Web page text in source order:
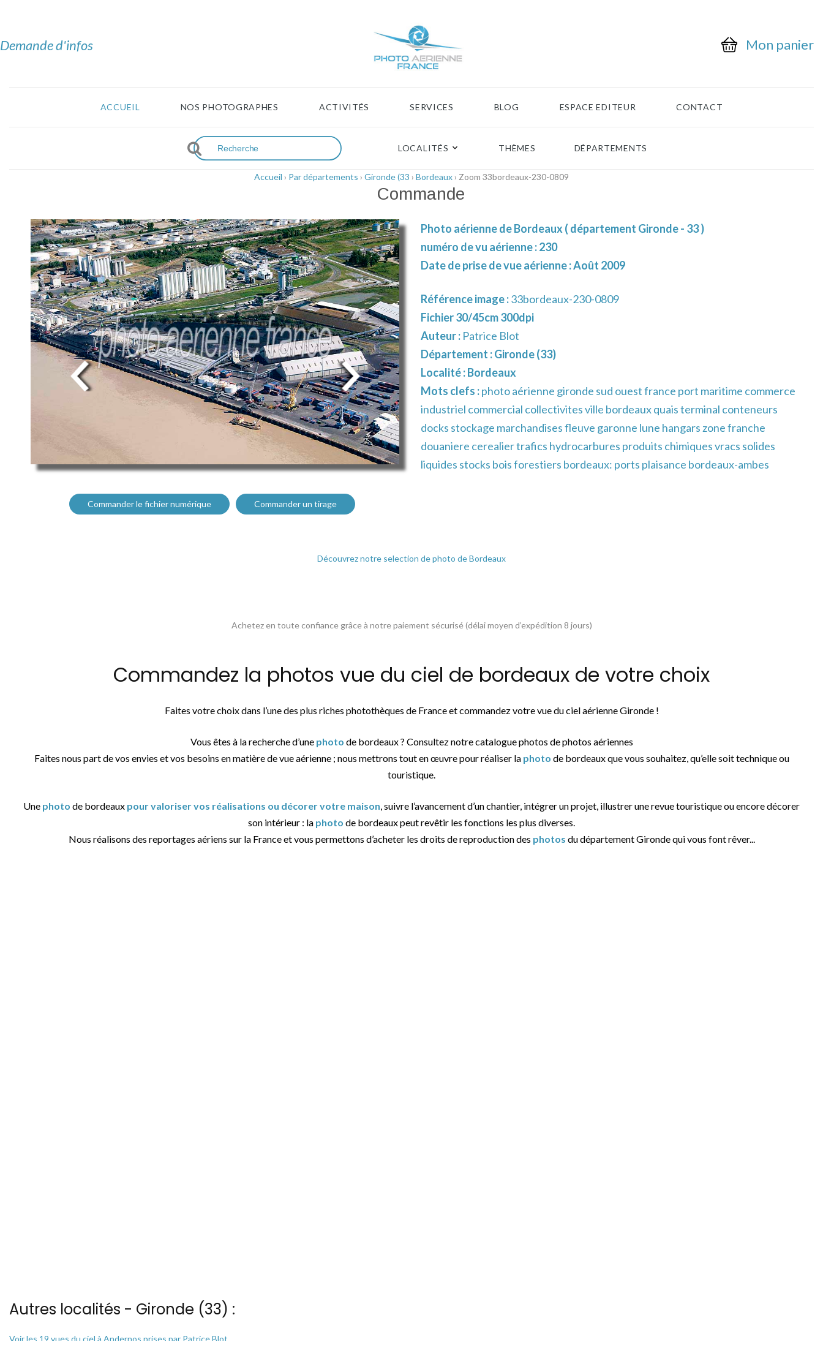
Demande d'infos Mon panier
ACCUEIL NOS PHOTOGRAPHES ACTIVITÉS SERVICES BLOG ESPACE EDITEUR CONTACT
LOCALITÉS THÈMES DÉPARTEMENTS
Accueil › Par départements › Gironde (33 › Bordeaux› Zoom 33bordeaux-230-0809
Commande
Commander le fichier numérique Commander un tirage
Photo aérienne de Bordeaux ( département Gironde - 33 )
numéro de vu aérienne : 230
Date de prise de vue aérienne : Août 2009
Référence image :33bordeaux-230-0809
Fichier 30/45cm 300dpi
Auteur : Patrice Blot
Département :Gironde (33)
Localité :Bordeaux
Mots clefs :photo aérienne gironde sud ouest france port maritime commerce
industriel commercial collectivites ville bordeaux quais terminal conteneurs
docks stockage marchandises fleuve garonne lune hangars zone franche
douaniere cerealier trafics hydrocarbures produits chimiques vracs solides
liquides stocks bois forestiers bordeaux: ports plaisance bordeaux-ambes
Découvrez notre selection de photo de Bordeaux
Achetez en toute confiance grâce à notre paiement sécurisé (délai moyen d’expédition 8 jours)
Commandez la photos vue du ciel de bordeaux de votre choix
Faites votre choix dans l’une des plus riches photothèques de France et commandez votre vue du ciel aérienne Gironde !
Vous êtes à la recherche d’une photo de bordeaux ? Consultez notre catalogue photos de photos aériennes
Faites nous part de vos envies et vos besoins en matière de vue aérienne ; nous mettrons tout en œuvre pour réaliser la photo de bordeaux que vous souhaitez, qu’elle soit technique ou
touristique.
Une photo de bordeaux pour valoriser vos réalisations ou décorer votre maison, suivre l’avancement d’un chantier, intégrer un projet, illustrer une revue touristique ou encore décorer
son intérieur : la photo de bordeaux peut revêtir les fonctions les plus diverses.
Nous réalisons des reportages aériens sur la France et vous permettons d’acheter les droits de reproduction des photos du département Gironde qui vous font rêver...
Autres localités - Gironde (33) :
Voir les 19 vues du ciel à Andernos prises par Patrice Blot